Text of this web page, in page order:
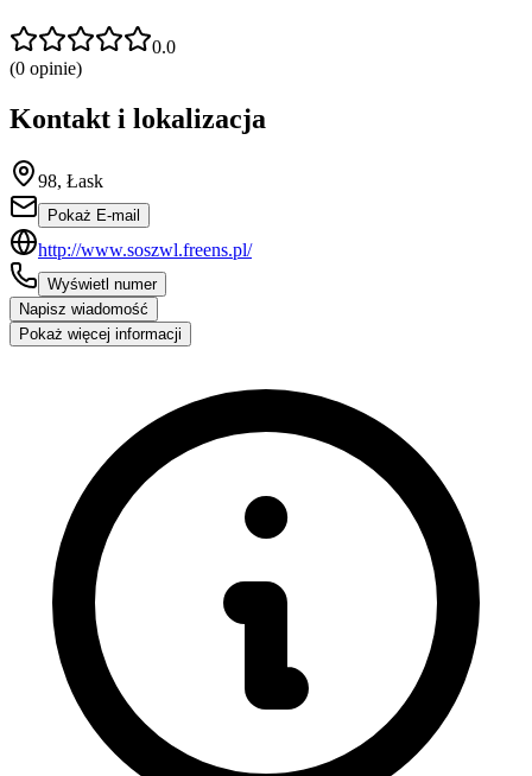
0.0
(0 opinie)
Kontakt i lokalizacja
98, Łask
Pokaż E-mail
http://www.soszwl.freens.pl/
Wyświetl numer
Napisz wiadomość
Pokaż więcej informacji